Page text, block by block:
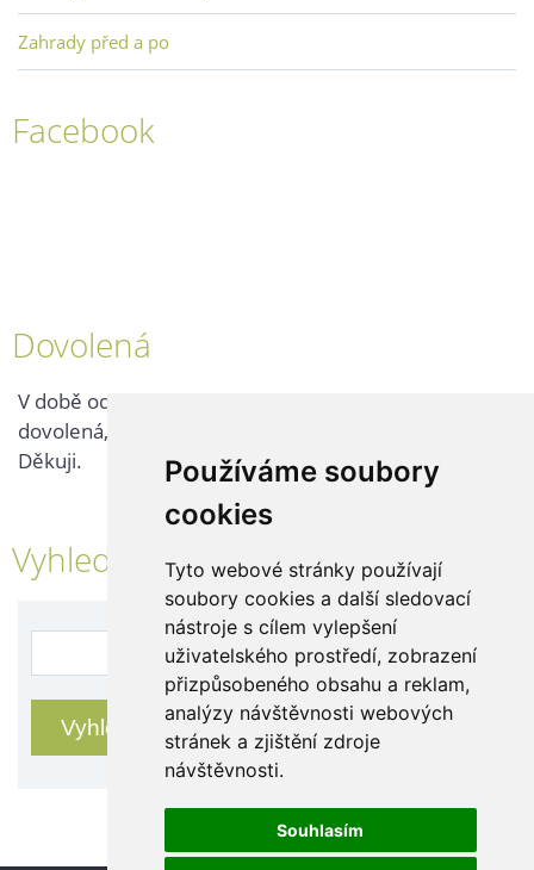
Používáme soubory
cookies
Tyto webové stránky používají
soubory cookies a další sledovací
nástroje s cílem vylepšení
uživatelského prostředí, zobrazení
přizpůsobeného obsahu a reklam,
analýzy návštěvnosti webových
stránek a zjištění zdroje
návštěvnosti.
Souhlasím
Zahrady před a po
Facebook
Dovolená
V době od 25. 7. - 2. 8. 2026 probíhá v naší firmě
dovolená, kontaktujte nás až po jejím ukončení.
Děkuji.
Vyhledávání